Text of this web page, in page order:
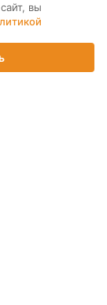
вы